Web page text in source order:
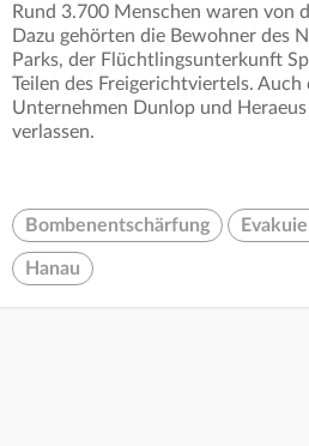
Rund 3.700 Menschen waren von
Dazu gehörten die Bewohner des
Parks, der Flüchtlingsunterkunft
Teilen des Freigerichtviertels.
Unternehmen Dunlop und
verlassen.
Bombenentschärfung
Hanau